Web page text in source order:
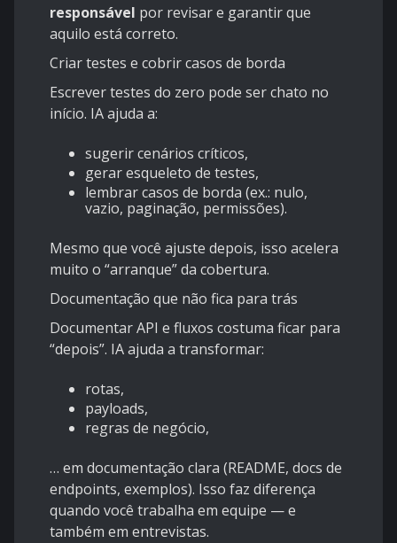
responsável por revisar e garantir que
aquilo está correto.
Criar testes e cobrir casos de borda
Escrever testes do zero pode ser chato no
início. IA ajuda a:
sugerir cenários críticos,
gerar esqueleto de testes,
lembrar casos de borda (ex.: nulo,
vazio, paginação, permissões).
Mesmo que você ajuste depois, isso acelera
muito o “arranque” da cobertura.
Documentação que não fica para trás
Documentar API e fluxos costuma ficar para
“depois”. IA ajuda a transformar:
rotas,
payloads,
regras de negócio,
… em documentação clara (README, docs de
endpoints, exemplos). Isso faz diferença
quando você trabalha em equipe — e
também em entrevistas.